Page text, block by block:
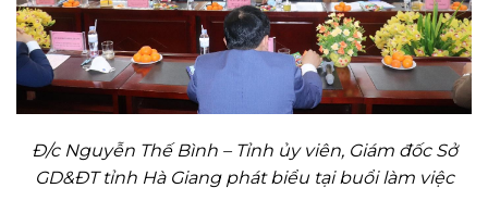
Đ/c Nguyễn Thế Bình – Tỉnh ủy viên, Giám đốc Sở
GD&ĐT tỉnh Hà Giang phát biểu tại buổi làm việc